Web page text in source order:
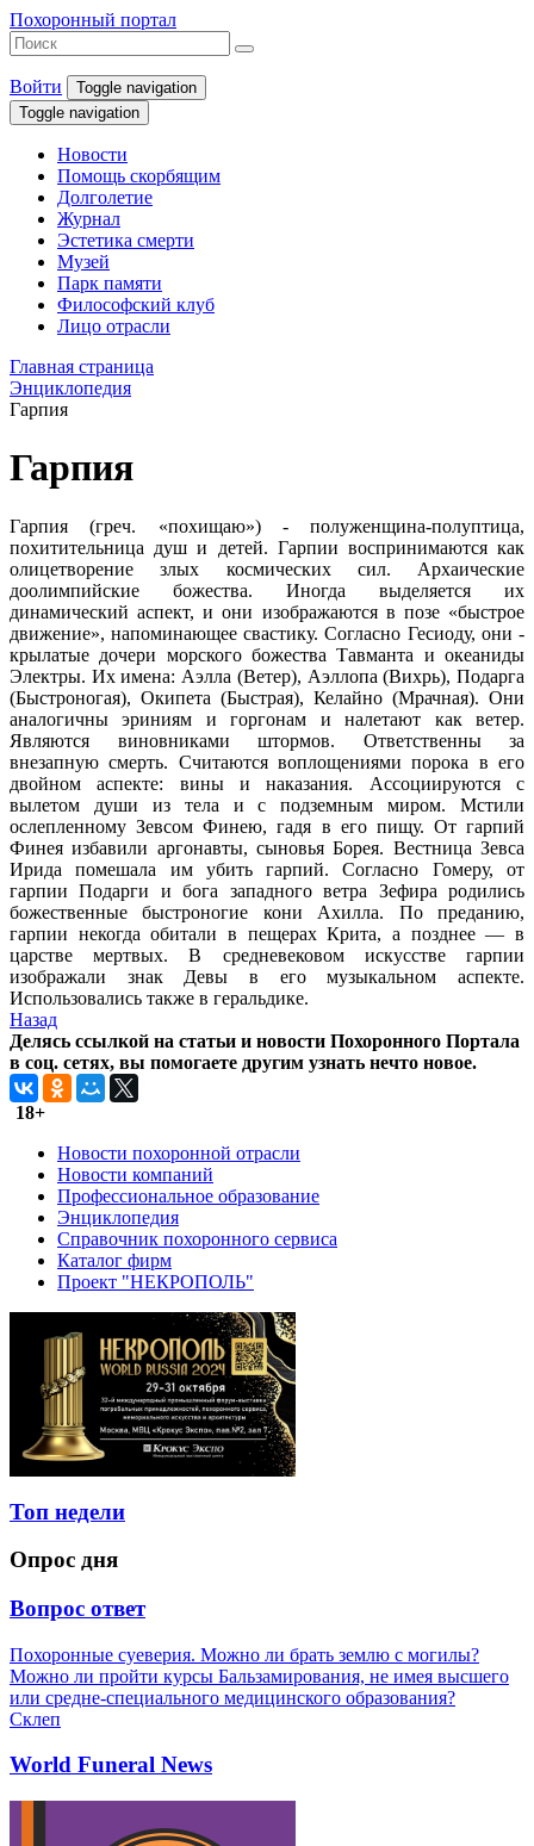
Похоронный портал
Войти
Toggle navigation
Toggle navigation
Новости
Помощь скорбящим
Долголетие
Журнал
Эстетика смерти
Музей
Парк памяти
Философский клуб
Лицо отрасли
Главная страница
Энциклопедия
Гарпия
Гарпия
Гарпия (греч. «похищаю») - полуженщина-полуптица,
похитительница душ и детей. Гарпии воспринимаются как
олицетворение злых космических сил. Архаические
доолимпийские божества. Иногда выделяется их
динамический аспект, и они изображаются в позе «быстрое
движение», напоминающее свастику. Согласно Гесиоду, они -
крылатые дочери морского божества Тавманта и океаниды
Электры. Их имена: Аэлла (Ветер), Аэллопа (Вихрь), Подарга
(Быстроногая), Окипета (Быстрая), Келайно (Мрачная). Они
аналогичны эриниям и горгонам и налетают как ветер.
Являются виновниками штормов. Ответственны за
внезапную смерть. Считаются воплощениями порока в его
двойном аспекте: вины и наказания. Ассоциируются с
вылетом души из тела и с подземным миром. Мстили
ослепленному Зевсом Финею, гадя в его пищу. От гарпий
Финея избавили аргонавты, сыновья Борея. Вестница Зевса
Ирида помешала им убить гарпий. Согласно Гомеру, от
гарпии Подарги и бога западного ветра Зефира родились
божественные быстроногие кони Ахилла. По преданию,
гарпии некогда обитали в пещерах Крита, а позднее — в
царстве мертвых. В средневековом искусстве гарпии
изображали знак Девы в его музыкальном аспекте.
Использовались также в геральдике.
Назад
Делясь ссылкой на статьи и новости Похоронного Портала
в соц. сетях, вы помогаете другим узнать нечто новое.
18+
Новости похоронной отрасли
Новости компаний
Профессиональное образование
Энциклопедия
Справочник похоронного сервиса
Каталог фирм
Проект "НЕКРОПОЛЬ"
Топ недели
Опрос дня
Вопрос ответ
Похоронные суеверия. Можно ли брать землю с могилы?
Можно ли пройти курсы Бальзамирования, не имея высшего
или средне-специального медицинского образования?
Склеп
World Funeral News